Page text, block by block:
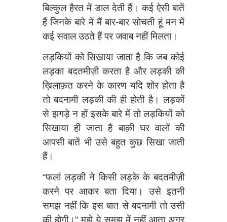
बिल्कुल हैरत में डाल देती हैं। कई ऐसी बातें
हैं जिनके बारे में मैं बार-बार सोचती हूं मन में
कई सवाल उठते हैं पर जवाब नहीं मिलता।
लड़कियों को सिखाया जाता है कि जब कोई
लड़का बदतमीज़ी करता है और लड़की की
ख़िलाफ़त करने के कारण यदि शोर होता है
तो बदनामी लड़की की ही होती है। लड़कों
से झगड़े न हों इसके बारे में तो लड़कियों को
सिखाया ही जाता है बाक़ी घर वालों की
आपसी बातें भी उसे बहुत कुछ सिखा जाती
हैं।
“फलां लड़की ने किसी लड़के के बदतमीज़ी
करने पर आकर बता दिया। उसे इतनी
समझ नहीं कि इस बात से बदनामी तो उसी